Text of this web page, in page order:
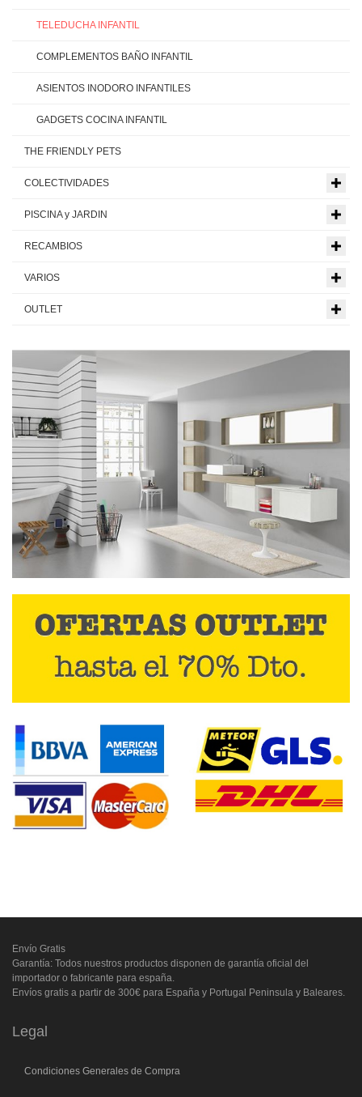
TELEDUCHA INFANTIL
COMPLEMENTOS BAÑO INFANTIL
ASIENTOS INODORO INFANTILES
GADGETS COCINA INFANTIL
THE FRIENDLY PETS
COLECTIVIDADES
PISCINA y JARDIN
RECAMBIOS
VARIOS
OUTLET
Envío Gratis
Garantía: Todos nuestros productos disponen de garantía oficial del
importador o fabricante para españa.
Envíos gratis a partir de 300€ para España y Portugal Peninsula y Baleares.
Legal
Condiciones Generales de Compra